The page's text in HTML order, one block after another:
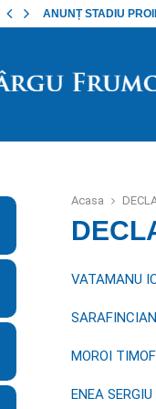
ANUNȚ STADIU
Acasa
VATAMANU
MOROI
ENEA